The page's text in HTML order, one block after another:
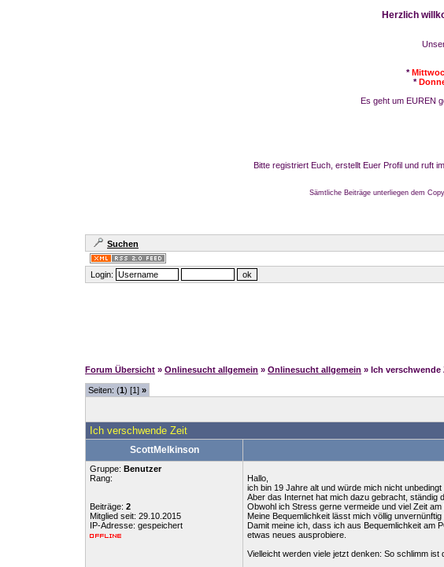
Herzlich
*
*
Es geht um EUREN
Bitte registriert Euch, erstellt Euer Profil und ruft
Sämtliche Beiträge unterliegen dem
Suchen
Login:
Forum Übersicht » Onlinesucht allgemein » Onlinesucht allgemein » Ich verschwende
Seiten: (1) [1] »
Ich verschwende Zeit
ScottMelkinson
Gruppe: Benutzer
Rang:
Beiträge: 2
Mitglied seit: 29.10.2015
IP-Adresse: gespeichert
Hallo,
ich bin 19 Jahre alt und würde mich nicht
Aber das Internet hat mich dazu gebracht, ständig
Obwohl ich Stress gerne vermeide und viel Zeit
Meine Bequemlichkeit lässt mich völlig unvernünftig
Damit meine ich, dass ich aus Bequemlichkeit am
etwas neues ausprobiere.
Vielleicht werden viele jetzt denken: So schlimm